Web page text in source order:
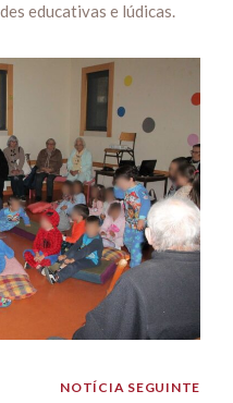
educativas e lúdicas.
NOTÍCIA SEGUINTE